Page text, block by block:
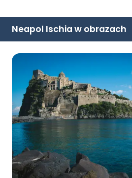
Neapol Ischia w obrazach